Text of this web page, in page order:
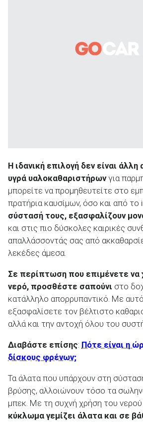
Η ιδανική επιλογή δεν είναι άλλη
υγρά υαλοκαθαριστήρωνγια
μπορείτε να προμηθευτείτε στο
πρατήρια καυσίμων, όσο και από το
σύστασή τους, εξασφαλίζουν
και στις πιο δύσκολες καιρικές
απαλλάσσοντάς σας από
λεκέδες άμεσα.
Σε περίπτωση που επιμένετε να
νερό, προσθέστε σαπούνι στο
κατάλληλο απορρυπαντικό. Με
εξασφαλίσετε τον βέλτιστο
αλλά και την αντοχή όλου του
Διαβάστε επίσης: Πότε είναι η
δίσκους φρένων;
Τα άλατα που υπάρχουν στη
βρύσης, αλλοιώνουν τόσο τα
μπεκ. Με τη συχνή χρήση του
κύκλωμα γεμίζει άλατα και σε